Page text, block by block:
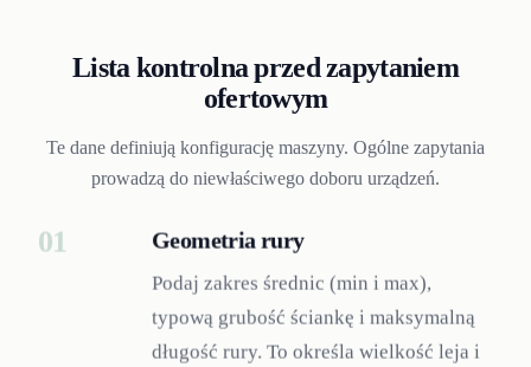
Lista kontrolna przed zapytaniem
ofertowym
Te dane definiują konfigurację maszyny. Ogólne zapytania
prowadzą do niewłaściwego doboru urządzeń.
01 Geometria rury
Podaj zakres średnic (min i max),
typową grubość ściankę i maksymalną
długość rury. To określa wielkość leja i